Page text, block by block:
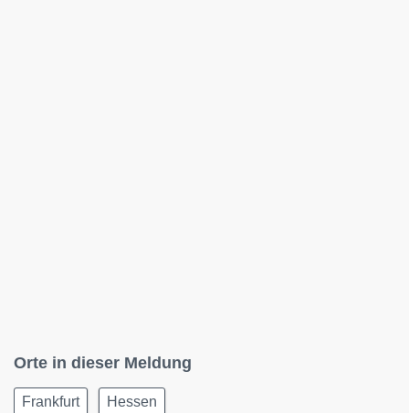
Orte in dieser Meldung
Frankfurt Hessen